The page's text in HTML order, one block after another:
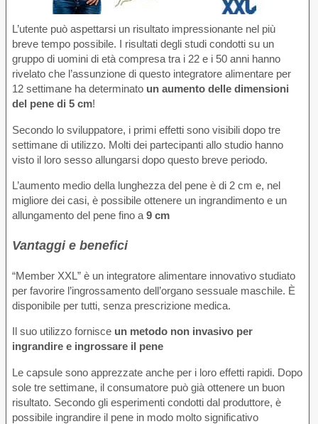
L’utente può aspettarsi un risultato impressionante nel più
breve tempo possibile. I risultati degli studi condotti su un
gruppo di uomini di età compresa tra i 22 e i 50 anni hanno
rivelato che l’assunzione di questo integratore alimentare per
12 settimane ha determinato un aumento delle dimensioni
del pene di 5 cm!
Secondo lo sviluppatore, i primi effetti sono visibili dopo tre
settimane di utilizzo. Molti dei partecipanti allo studio hanno
visto il loro sesso allungarsi dopo questo breve periodo.
L’aumento medio della lunghezza del pene è di 2 cm e, nel
migliore dei casi, è possibile ottenere un ingrandimento e un
allungamento del pene fino a 9 cm
Vantaggi e benefici
“Member XXL” è un integratore alimentare innovativo studiato
per favorire l’ingrossamento dell’organo sessuale maschile. È
disponibile per tutti, senza prescrizione medica.
Il suo utilizzo fornisce un metodo non invasivo per
ingrandire e ingrossare il pene
Le capsule sono apprezzate anche per i loro effetti rapidi. Dopo
sole tre settimane, il consumatore può già ottenere un buon
risultato. Secondo gli esperimenti condotti dal produttore, è
possibile ingrandire il pene in modo molto significativo